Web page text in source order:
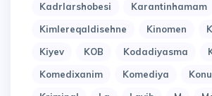
Kadrlarshobesi
Karantinhamam
Kimlereqaldisehne
Kinomen
Kiyev
KOB Kodadiyasma
Komedixanim
Komediya